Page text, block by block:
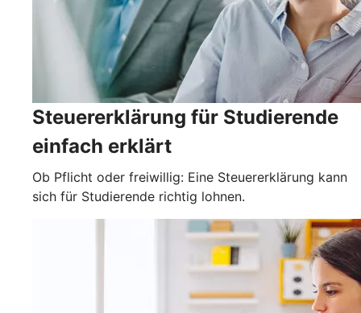
Steuererklärung für Studierende
einfach erklärt
Ob Pflicht oder freiwillig: Eine Steuererklärung kann
sich für Studierende richtig lohnen.